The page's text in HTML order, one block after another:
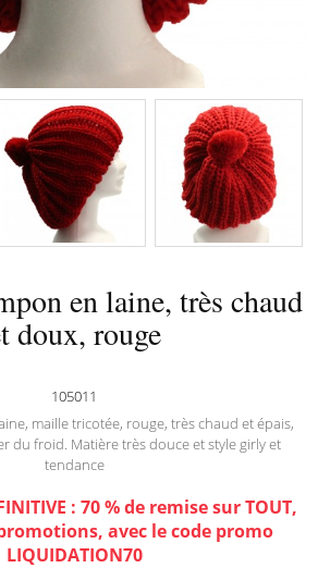
en laine, très chaud
doux, rouge
105011
maille tricotée, rouge, très chaud et épais,
du froid. Matière très douce et style girly et
tendance
: 70 % de remise sur TOUT,
avec le code promo
LIQUIDATION70